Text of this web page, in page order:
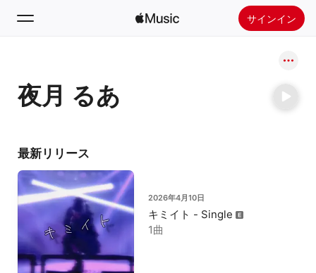
サインイン
ホーム
夜月 るあ
最新リリース
2026年4月10日
キミイト - Single
1曲